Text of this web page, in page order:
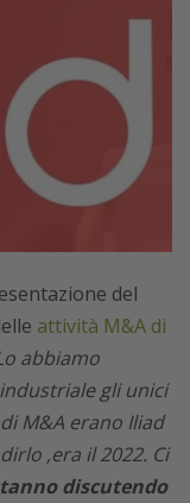
del
attività M&A di
abbiamo
gli unici
M&A erano Iliad
,era il 2022. Ci
discutendo